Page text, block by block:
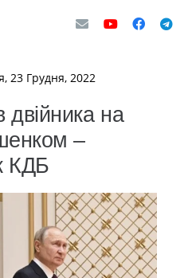
23 Грудня, 2022
двійника на
–
КДБ